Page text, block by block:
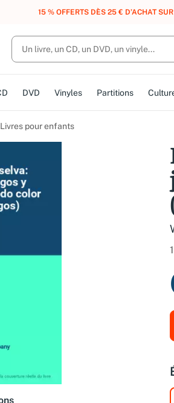
ACHAT, DES POINTS, DES RÉCOMPENSES :
DVD Vinyles Partitions
Livres pour enfants
1